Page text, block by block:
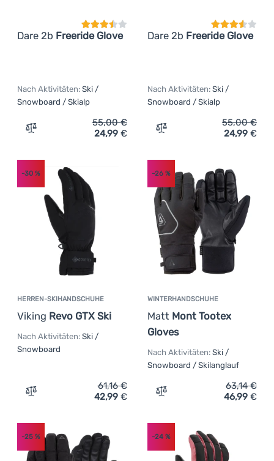
Dare 2b Freeride Glove
Nach Aktivitäten: Ski /
Snowboard / Skialp
Zum Vergleich 'Skihandschuh Dare 2b Freeride Glove'
55,00€
24,99 €
Dare 2b Freeride Glove
Nach Aktivitäten: Ski /
Snowboard / Skialp
Zum Vergleich
55,00€
24,99 €
HERREN-SKIHANDSCHUHE
Viking Revo GTX Ski
-30 %
Nach Aktivitäten: Ski /
Snowboard
Zum Vergleich 'Herren-Skihandschuhe Viking Revo GTX
61,16€
42,99 €
WINTERHANDSCHUHE
Matt Mont Tootex
Gloves
-26%
Nach Aktivitäten: Ski /
Snowboard / Skilanglauf
Zum Vergleich
63,14€
46,99 €
-25 % -24%